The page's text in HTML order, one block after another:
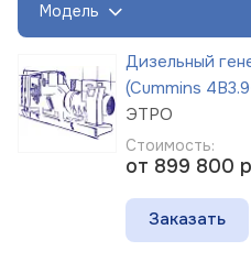
Модель
Дизельный
(Cummins
ЭТРО
Стоимость:
от 899 800
Заказать